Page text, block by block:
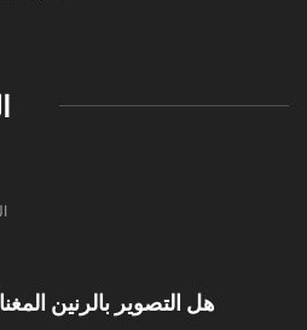
هل التصوير بالرنين